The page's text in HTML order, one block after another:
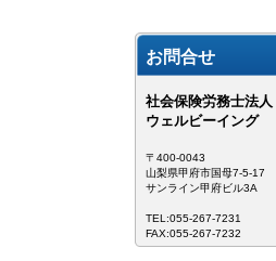
お問合せ
社会保険労務士法人
ウェルビーイング
〒400-0043
山梨県甲府市国母7-5-17
サンライン甲府ビル3A
TEL:055-267-7231
FAX:055-267-7232